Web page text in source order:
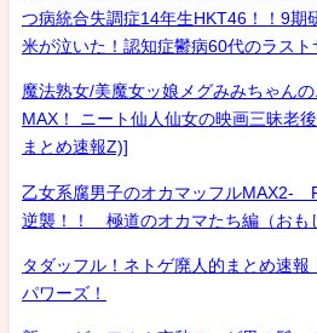
つ病統合失調症14年生HKT46！！9期
米が泣いた！認知症鬱病60代のラス
魔法熟女/美魔女ッ娘メグみみちゃん
MAX！ ニート仙人仙女の映画三昧老
まとめ速報Z)]
乙女系腐男子のオカマッフルMAX2-
逆襲！！ 極道のオカマたち編（おも
タダッフル！ネトゲ廃人的まとめ速
パワーズ！